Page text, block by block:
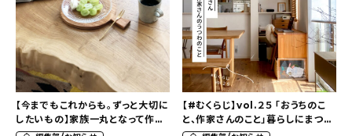
【今までもこれからも。ずっと大切に
したいもの】家族一丸となって作り
上げたケヤキの一枚板テーブルが
【#むくらじ】vol.２５ 「おうちのこ
と、作家さんのこと」暮らしにまつわ
るあれこれ〜前編-（ゲスト：編集部